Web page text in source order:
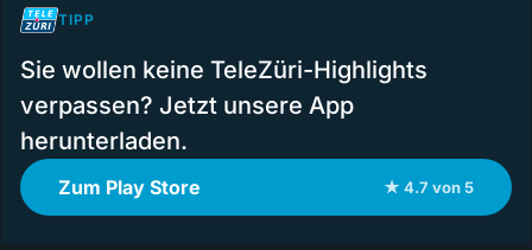
TIPP
Sie wollen keine TeleZüri-Highlights
verpassen? Jetzt unsere App
herunterladen.
Zum Play Store ★ 4.7 von 5